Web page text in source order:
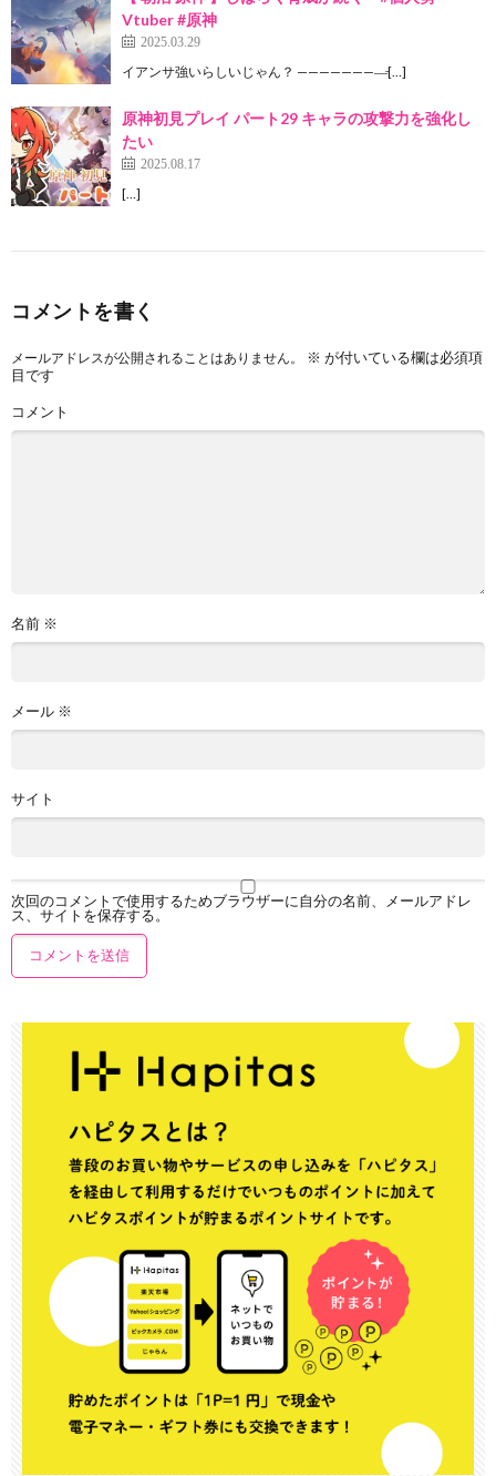
Vtuber #原神
2025.03.29
イアンサ強いらしいじゃん？ ————————̵[…]
原神初見プレイ パート29 キャラの攻撃力を強化し
たい
2025.08.17
[…]
コメントを書く
メールアドレスが公開されることはありません。 ※ が付いている欄は必須項
目です
コメント
名前 ※
メール ※
サイト
次回のコメントで使用するためブラウザーに自分の名前、メールアドレ
ス、サイトを保存する。